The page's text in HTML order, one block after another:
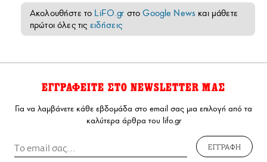
Ακολουθήστε το LiFO.gr στοGoogle News και μάθετε
πρώτοι όλες τις ειδήσεις
ΕΓΓΡΑΦΕΙΤΕ ΣΤΟ NEWSLETTER ΜΑΣ
Για να λαμβάνετε κάθε εβδομάδα στο email σας μια επιλογή από τα
καλύτερα άρθρα του lifo.gr
ΕΓΓΡΑΦΗ